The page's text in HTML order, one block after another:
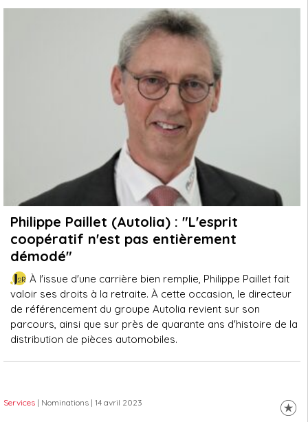
Philippe Paillet (Autolia) : "L'esprit
coopératif n'est pas entièrement
démodé"
À l'issue d'une carrière bien remplie, Philippe Paillet fait
valoir ses droits à la retraite. À cette occasion, le directeur
de référencement du groupe Autolia revient sur son
parcours, ainsi que sur près de quarante ans d'histoire de la
distribution de pièces automobiles.
Services | Nominations | 14 avril 2023